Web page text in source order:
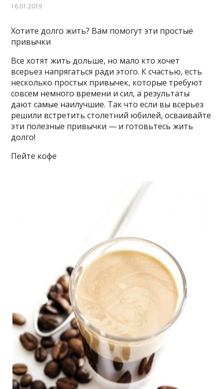
16.01.2019
Хотите долго жить? Вам помогут эти простые
привычки
Все хотят жить дольше, но мало кто хочет
всерьез напрягаться ради этого. К счастью, есть
несколько простых привычек, которые требуют
совсем немного времени и сил, а результаты
дают самые наилучшие. Так что если вы всерьез
решили встретить столетний юбилей, осваивайте
эти полезные привычки — и готовьтесь жить
долго!
Пейте кофе